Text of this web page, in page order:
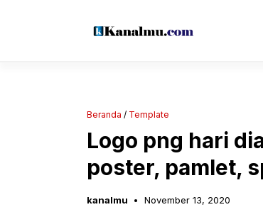
Beranda / Template
Logo png hari
poster, pamlet,
kanalmu November 13, 2020